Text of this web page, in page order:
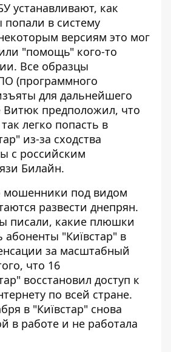
устанавливают, как
в систему
версиям это мог
"помощь" кого-то
Все образцы
(программного
для дальнейшего
Витюк предположил, что
легко попасть в
из-за сходства
с российским
Билайн.
мошенники под видом
развести днепрян.
писали, какие плюшки
абоненты "Київстар" в
за масштабный
что 16
восстановил доступ к
по всей стране.
в "Київстар" снова
в работе и не работала